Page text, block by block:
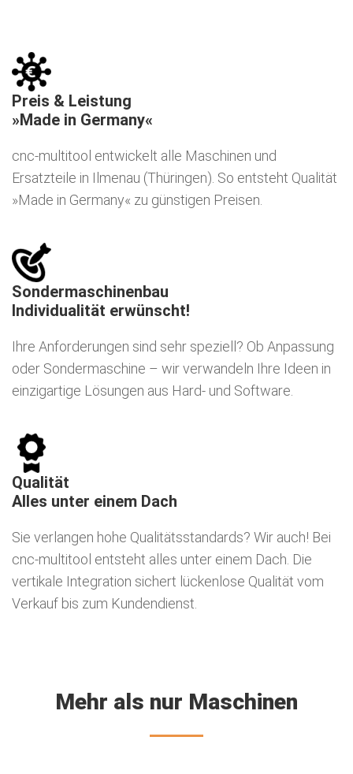
Preis & Leistung
»Made in Germany«
cnc-multitool entwickelt alle Maschinen und
Ersatzteile in Ilmenau (Thüringen). So entsteht Qualität
»Made in Germany« zu günstigen Preisen.
Sondermaschinenbau
Individualität erwünscht!
Ihre Anforderungen sind sehr speziell? Ob Anpassung
oder Sondermaschine – wir verwandeln Ihre Ideen in
einzigartige Lösungen aus Hard- und Software.
Qualität
Alles unter einem Dach
Sie verlangen hohe Qualitätsstandards? Wir auch! Bei
cnc-multitool entsteht alles unter einem Dach. Die
vertikale Integration sichert lückenlose Qualität vom
Verkauf bis zum Kundendienst.
Mehr als nur Maschinen